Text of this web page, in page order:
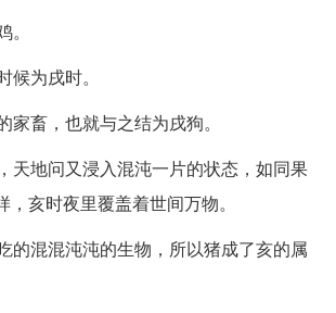
为戌时。
家畜，也就与之结为戌狗。
天地问又浸入混沌一片的状态，如同果
亥时夜里覆盖着世间万物。
的混混沌沌的生物，所以猪成了亥的属